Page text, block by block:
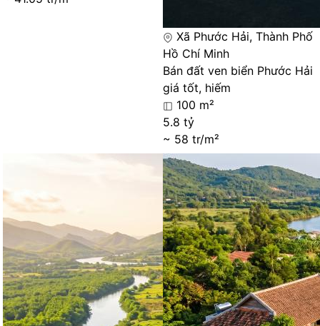
Xã Phước Hải, Thành Phố
Hồ Chí Minh
Bán đất ven biển Phước Hải
giá tốt, hiếm
100 m²
5.8 tỷ
~ 58 tr/m²